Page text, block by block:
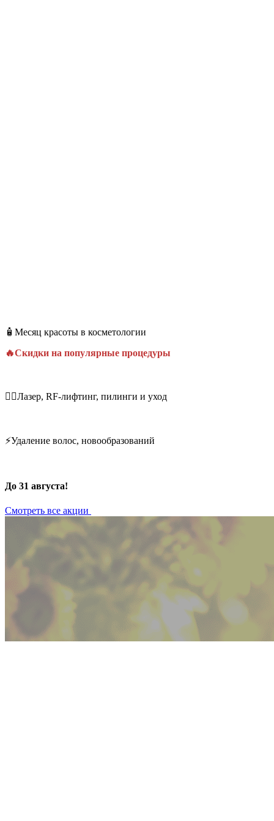
🧴Месяц красоты в косметологии
🔥Скидки на популярные процедуры
💆‍♀️Лазер, RF-лифтинг, пилинги и уход
⚡Удаление волос, новообразований
До 31 августа!
Смотреть все акции